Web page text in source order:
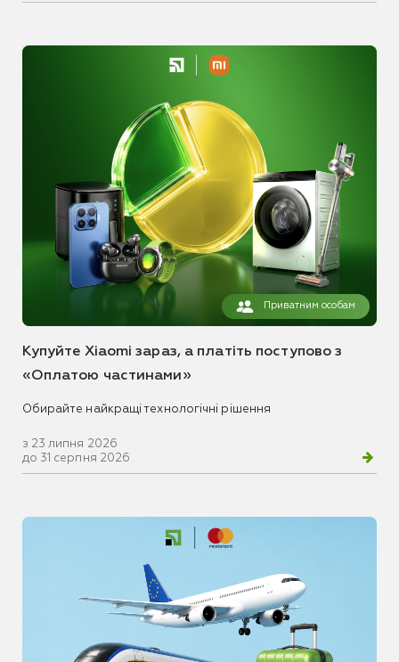
Приватним особам
Купуйте Xiaomi зараз, а платіть поступово з
«Оплатою частинами»
Обирайте найкращі технологічні рішення
з 23 липня 2026
до 31 серпня 2026